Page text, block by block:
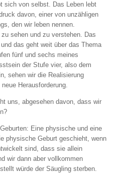
sich von selbst. Das Leben lebt
davon, einer von unzähligen
den wir leben nennen.
sehen und zu verstehen. Das
das geht weit über das Thema
fünf und sechs meines
der Stufe vier, also dem
sehen wir die Realisierung
Herausforderung.
uns, abgesehen davon, dass wir
Eine physische und eine
physische Geburt geschieht, wenn
sind, dass sie allein
wir dann aber vollkommen
würde der Säugling sterben.